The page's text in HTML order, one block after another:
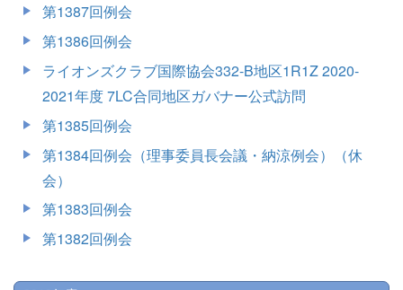
第1387回例会
第1386回例会
ライオンズクラブ国際協会332-B地区1R1Z 2020-
2021年度 7LC合同地区ガバナー公式訪問
第1385回例会
第1384回例会（理事委員長会議・納涼例会）（休
会）
第1383回例会
第1382回例会